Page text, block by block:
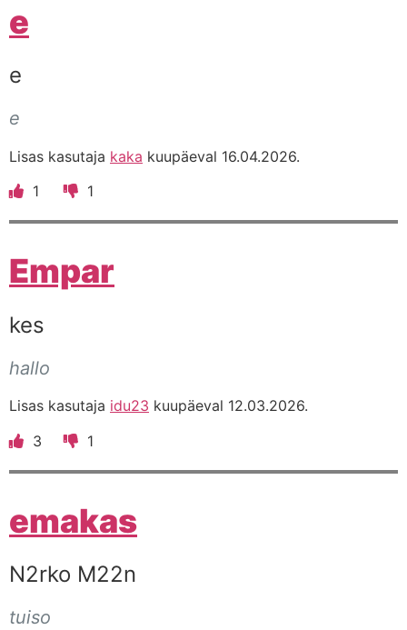
e
e
e
Lisas kasutaja kaka kuupäeval 16.04.2026.
1
1
Empar
kes
hallo
Lisas kasutaja idu23 kuupäeval 12.03.2026.
3
1
emakas
N2rko M22n
tuiso